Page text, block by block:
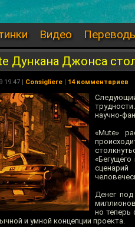
Видео
Дункана Джонса
19:47 | Consigliere | 14 комментариев
научно-
«Mute»
Денег
но теперь
и умной концепции проекта.